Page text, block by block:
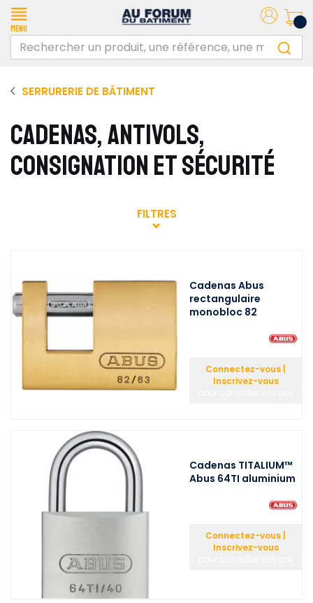
Menu
SERRURERIE DE BÂTIMENT
CADENAS, ANTIVOLS,
CONSIGNATION ET SÉCURITÉ
FILTRES
Cadenas Abus
rectangulaire
monobloc 82
Connectez-vous |
Inscrivez-vous
Cadenas TITALIUM™
Abus 64TI aluminium
Connectez-vous |
Inscrivez-vous